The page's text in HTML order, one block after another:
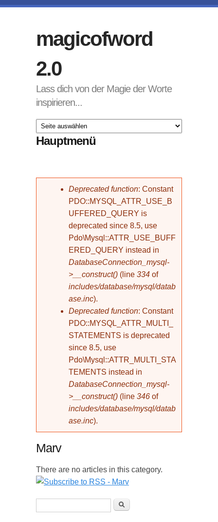
magicofword
2.0
Lass dich von der Magie der Worte
inspirieren...
Hauptmenü
Fehlermeldung
Deprecated function: Constant
PDO::MYSQL_ATTR_USE_B
UFFERED_QUERY is
deprecated since 8.5, use
Pdo\Mysql::ATTR_USE_BUFF
ERED_QUERY instead in
DatabaseConnection_mysql-
>__construct() (line 334 of
includes/database/mysql/datab
ase.inc).
Deprecated function: Constant
PDO::MYSQL_ATTR_MULTI_
STATEMENTS is deprecated
since 8.5, use
Pdo\Mysql::ATTR_MULTI_STA
TEMENTS instead in
DatabaseConnection_mysql-
>__construct() (line 346 of
includes/database/mysql/datab
ase.inc).
Marv
There are no articles in this category.
Suche